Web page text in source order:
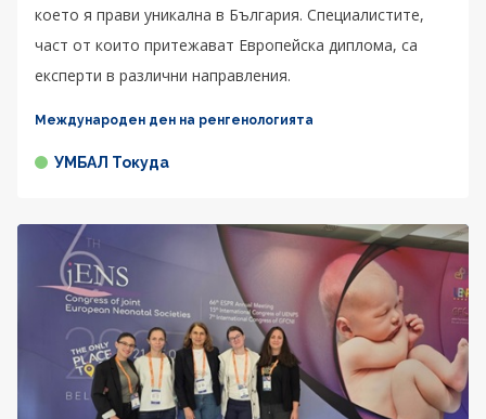
което я прави уникална в България. Специалистите,
част от които притежават Европейска диплома, са
експерти в различни направления.
Международен ден на ренгенологията
УМБАЛ Токуда